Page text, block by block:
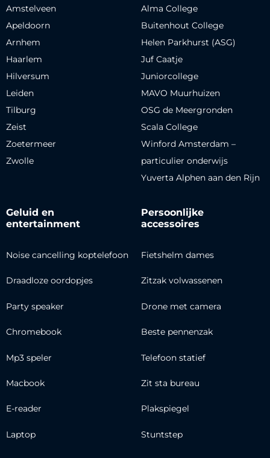
Amstelveen
Apeldoorn
Arnhem
Haarlem
Hilversum
Leiden
Tilburg
Zeist
Zoetermeer
Zwolle
Alma College
Buitenhout College
Helen Parkhurst (ASG)
Juf Caatje
Juniorcollege
MAVO Muurhuizen
OSG de Meergronden
Scala College
Winford Amsterdam –
particulier onderwijs
Yuverta Alphen aan den Rijn
Geluid en
entertainment
Noise cancelling koptelefoon
Draadloze oordopjes
Party speaker
Chromebook
Mp3 speler
Macbook
E-reader
Laptop
Persoonlijke
accessoires
Fietshelm dames
Zitzak volwassenen
Drone met camera
Beste pennenzak
Telefoon statief
Zit sta bureau
Plakspiegel
Stuntstep